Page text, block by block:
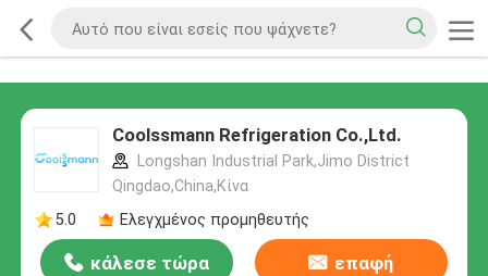
Coolssmann Refrigeration Co.,Ltd.
Longshan Industrial Park,Jimo District
Qingdao,China,Κίνα
5.0
Ελεγχμένος προμηθευτής
κάλεσε τώρα επαφή